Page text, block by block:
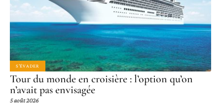
S'ÉVADER
Tour du monde en croisière : l’option qu’on
n’avait pas envisagée
5 août 2026